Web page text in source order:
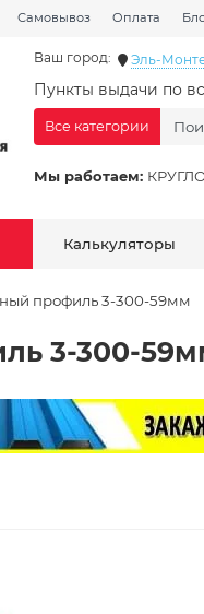
Самовывоз Оплата
Ваш город: Эль-
Пункты выдачи по
Мы работаем:
Все категории
Калькуляторы
профиль 3-300-59мм
3-300-